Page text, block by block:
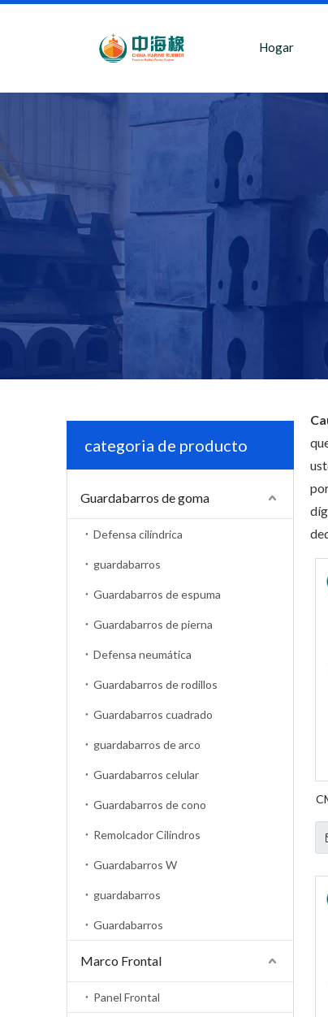
Hogar
categoria de producto
Guardabarros de goma
Defensa cilíndrica
guardabarros
Guardabarros de espuma
Guardabarros de pierna
Defensa neumática
Guardabarros de rodillos
Guardabarros cuadrado
guardabarros de arco
Guardabarros celular
Guardabarros de cono
Remolcador Cilindros
Guardabarros W
guardabarros
Guardabarros
Marco Frontal
Panel Frontal